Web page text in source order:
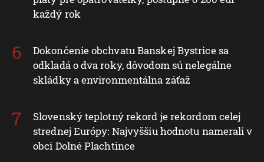
každý rok
Dokončenie obchvatu Banskej Bystrice sa
odkladá o dva roky, dôvodom sú nelegálne
skládky a environmentálna záťaž
Slovenský teplotný rekord je rekordom celej
strednej Európy: Najvyššiu hodnotu namerali v
obci Dolné Plachtince